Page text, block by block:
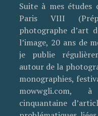
Suite à mes
Paris VIII
photographe d’art
l’image, 20 ans de
je publie
autour de la
monographies,
mowwgli.com,
cinquantaine